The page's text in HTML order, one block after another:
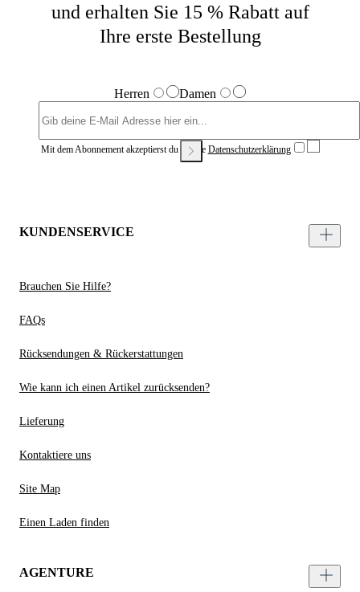
und erhalten Sie 15 % Rabatt auf
Ihre erste Bestellung
Herren Damen
Mit dem Abonnement akzeptierst du unsere Datenschutzerklärung
KUNDENSERVICE
Brauchen Sie Hilfe?
FAQs
Rücksendungen & Rückerstattungen
Wie kann ich einen Artikel zurücksenden?
Lieferung
Kontaktiere uns
Site Map
Einen Laden finden
AGENTURE